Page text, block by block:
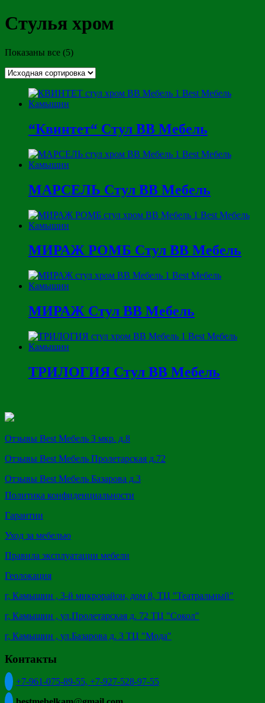
Стулья хром
Показаны все (5)
“Квинтет“ Стул ВВ Мебель
МАРСЕЛЬ Стул ВВ Мебель
МИРАЖ РОМБ Стул ВВ Мебель
МИРАЖ Стул ВВ Мебель
ТРИЛОГИЯ Стул ВВ Мебель
Отзывы Best Мебель 3 мкр. д.8
Отзывы Best Мебель Пролетарская д.72
Отзывы Best Мебель Базарова д.3
Политика конфиденциальности
Гарантии
Уход за мебелью
Правила эксплуатации мебели
Геолокация
г, Камышин , 3-й микрорайон, дом 8, ТЦ "Театральный"
г, Камышин , ул.Пролетарская д. 72 ТЦ "Сокол"
г, Камышин , ул.Базарова д. 3 ТЦ "Мода"
Контакты
+7-961-075-89-55, +7-927-528-97-55